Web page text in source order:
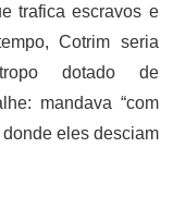
trafica escravos e
Cotrim seria
dotado de
mandava “com
eles desciam